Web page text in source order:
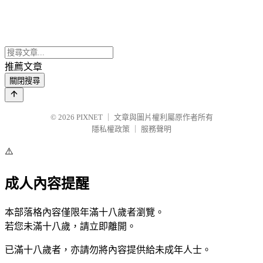
推薦文章
關閉搜尋
© 2026 PIXNET
文章與圖片權利屬原作者所有
隱私權政策
服務聲明
⚠️
成人內容提醒
本部落格內容僅限年滿十八歲者瀏覽。
若您未滿十八歲，請立即離開。
已滿十八歲者，亦請勿將內容提供給未成年人士。